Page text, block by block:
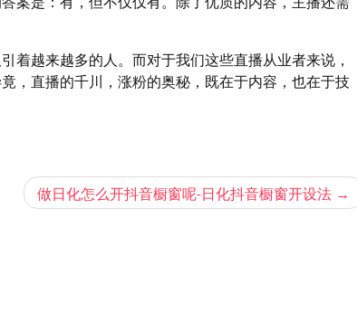
着越来越多的人。而对于我们这些直播从业者来说，
，直播的千川，涨粉的奥秘，既在于内容，也在于技
做日化怎么开抖音橱窗呢-日化抖音橱窗开设法